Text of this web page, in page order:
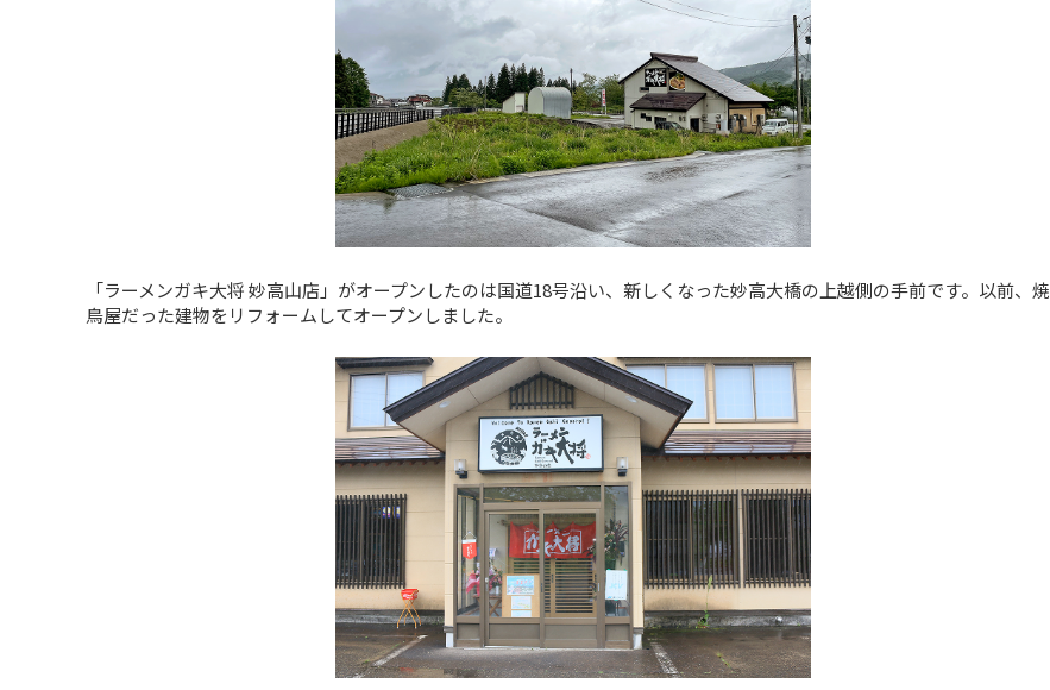
「ラーメンガキ大将 妙高山店」がオープンしたのは国道18号沿い、新しくなった妙高大橋の上越側の手前です。以前、焼
鳥屋だった建物をリフォームしてオープンしました。